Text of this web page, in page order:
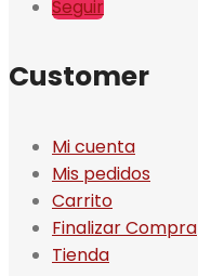
Seguir
Customer
Mi cuenta
Mis pedidos
Carrito
Finalizar Compra
Tienda